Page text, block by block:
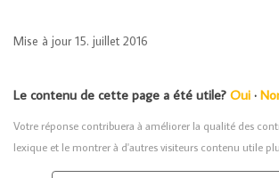
Mise à jour 15. juillet 2016
Le contenu de cette page a été utile? Oui ·
Votre réponse contribuera à améliorer la qualité des
lexique et le montrer à d'autres visiteurs contenu utile